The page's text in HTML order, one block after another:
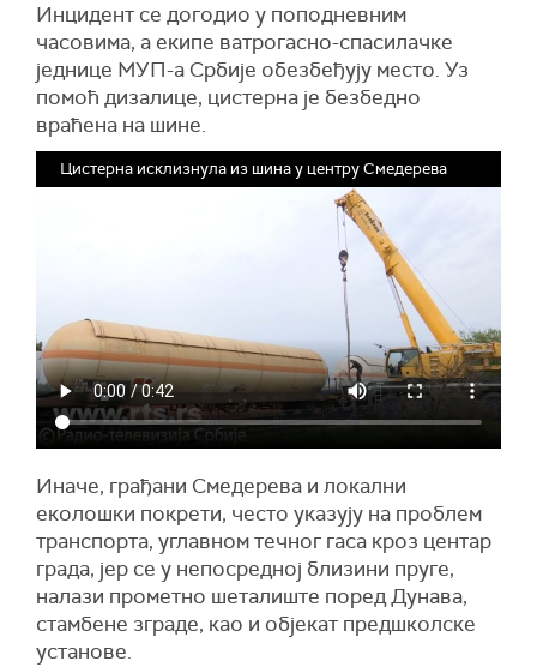
Инцидент се догодио у поподневним
часовима, а екипе ватрогасно-спасилачке
једнице МУП-а Србије обезбеђују место. Уз
помоћ дизалице, цистерна је безбедно
враћена на шине.
Цистерна исклизнула из шина у центру Смедерева
Иначе, грађани Смедерева и локални
еколошки покрети, често указују на проблем
транспорта, углавном течног гаса кроз центар
града, јер се у непосредној близини пруге,
налази прометно шеталиште поред Дунава,
стамбене зграде, као и објекат предшколске
установе.